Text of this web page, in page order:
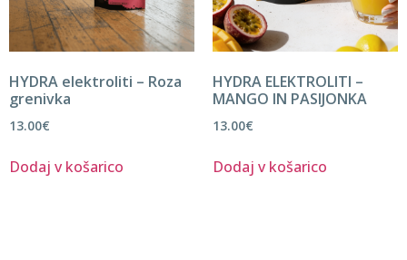
HYDRA elektroliti – Roza
grenivka
13.00€
Dodaj v košarico
HYDRA ELEKTROLITI –
MANGO IN PASIJONKA
13.00€
Dodaj v košarico